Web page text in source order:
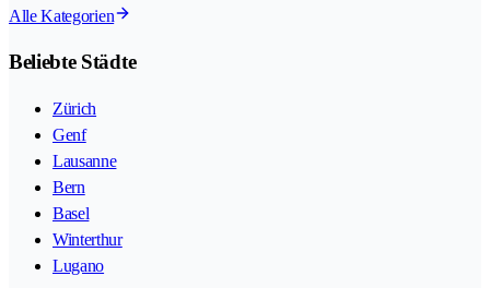
Alle Kategorien
Beliebte Städte
Zürich
Genf
Lausanne
Bern
Basel
Winterthur
Lugano